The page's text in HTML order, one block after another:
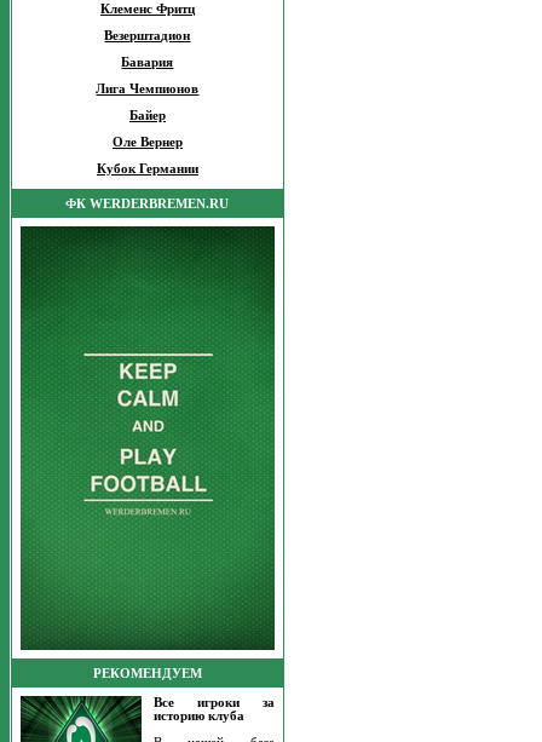
Клеменс Фритц
Везерштадион
Бавария
Лига Чемпионов
Байер
Оле Вернер
Кубок Германии
ФК WERDERBREMEN.RU
РЕКОМЕНДУЕМ
Все игроки за
историю клуба